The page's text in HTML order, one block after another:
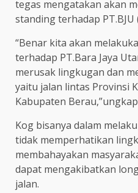
tegas mengatakan akan
standing terhadap PT.BJU
“Benar kita akan
terhadap PT.Bara Jaya
merusak lingkugan dan
yaitu jalan lintas Provinsi
Kabupaten
Kog bisanya dalam
tidak memperhatikan
membahayakan
dapat mengakibatkan
jalan.